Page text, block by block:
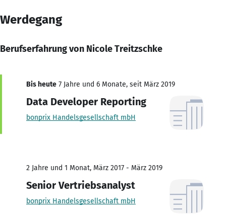
Werdegang
Berufserfahrung von Nicole Treitzschke
Bis heute 7 Jahre und 6 Monate, seit März 2019
Data Developer Reporting
bonprix Handelsgesellschaft mbH
2 Jahre und 1 Monat, März 2017 - März 2019
Senior Vertriebsanalyst
bonprix Handelsgesellschaft mbH